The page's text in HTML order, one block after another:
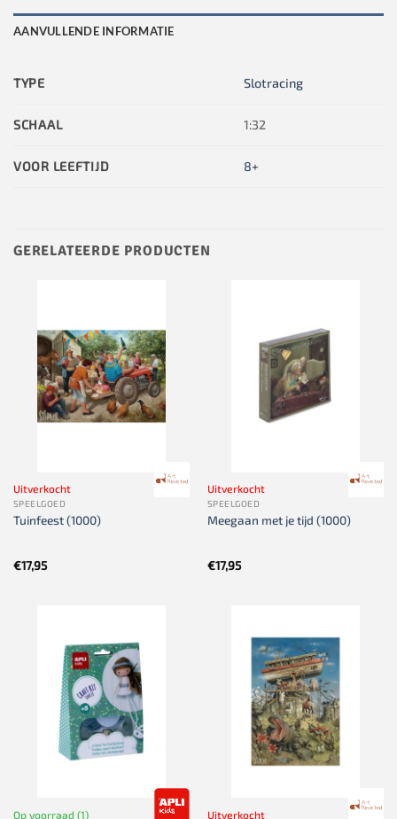
AANVULLENDE INFORMATIE
TYPE Slotracing
SCHAAL 1:32
VOOR LEEFTIJD 8+
GERELATEERDE PRODUCTEN
Uitverkocht
SPEELGOED
Tuinfeest (1000)
€17,95
Uitverkocht
SPEELGOED
Meegaan met je tijd (1000)
€17,95
Op voorraad (1) Uitverkocht